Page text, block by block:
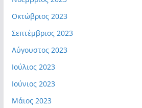
Οκτώβριος 2023
Σεπτέμβριος 2023
Αύγουστος 2023
Ιούλιος 2023
Ιούνιος 2023
Μάιος 2023